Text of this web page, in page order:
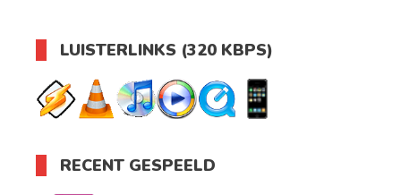
LUISTERLINKS (320 KBPS)
RECENT GESPEELD